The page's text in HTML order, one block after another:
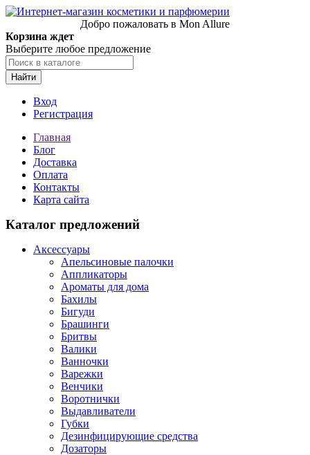
Добро пожаловать в Mon Allure
Корзина ждет
Выберите любое предложение
Найти
Вход
Регистрация
Главная
Блог
Доставка
Оплата
Контакты
Карта сайта
Каталог предложений
Аксессуары
Апельсиновые палочки
Аппликаторы
Ароматы для дома
Бахилы
Бигуди
Брашинги
Бритвы
Валики
Ванночки
Варежки
Венчики
Воротнички
Выдавливатели
Губки
Дезинфицирующие средства
Дозаторы